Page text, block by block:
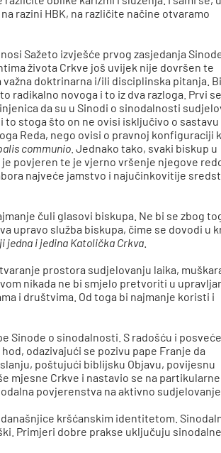
razini HBK, na različite načine otvaramo
Sažeto izvješće prvog zasjedanja
života Crkve još uvijek nije dovršen te
doktrinarna i/ili disciplinska pitanja.
radikalno novoga i to iz dva razloga. Prvi
da su u Sinodi o sinodalnosti
to stoga što on ne ovisi isključivo o sastavu
Reda, nego ovisi o pravnoj konfiguraciji
communio . Jednako tako, svaki biskup u
povjeren te je vjerno vršenje njegove
najveće jamstvo i najučinkovitije
čuli glasovi biskupa. Ne bi se zbog
upravo služba biskupa, čime se dovodi u
jedna i jedina Katolička Crkva
prostora sudjelovanju laika,
nikada ne bi smjelo pretvoriti u
i društvima. Od toga bi najmanje koristi i
Sinode o sinodalnosti. S radošću i
odazivajući se pozivu pape Franje da
poštujući biblijsku Objavu, povijesnu
mjesne Crkve i nastavio se na partikularne
povjerenstva na aktivno sudjelovanje.
kršćanskim identitetom.
Primjeri dobre prakse uključuju sinodalne